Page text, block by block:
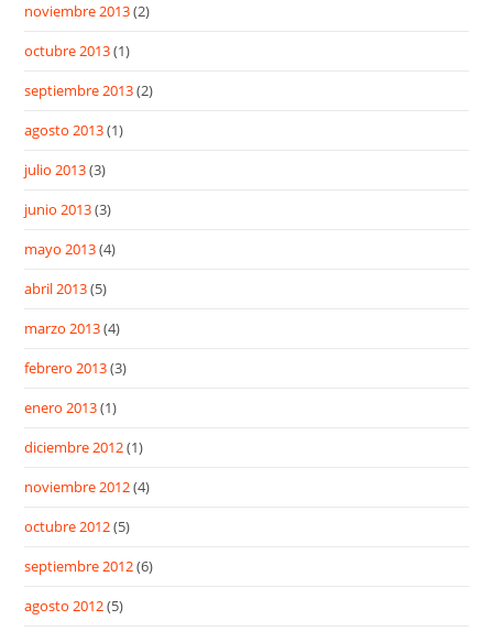
noviembre 2013(2)
octubre 2013(1)
septiembre 2013(2)
agosto 2013(1)
julio 2013(3)
junio 2013(3)
mayo 2013(4)
abril 2013(5)
marzo 2013(4)
febrero 2013(3)
enero 2013(1)
diciembre 2012(1)
noviembre 2012(4)
octubre 2012(5)
septiembre 2012(6)
agosto 2012(5)